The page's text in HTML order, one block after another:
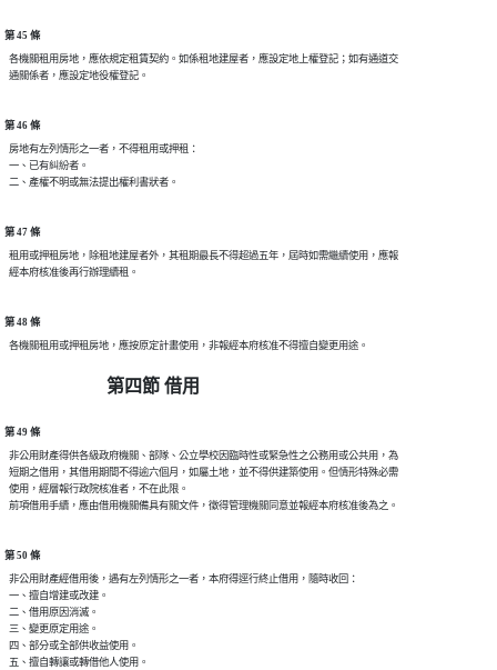
第 45 條
  各機關租用房地，應依規定租賃契約。如係租地建屋者，應設定地上權登記；如有通道交
第 46 條
  房地有左列情形之一者，不得租用或押租：
  一、已有糾紛者。
第 47 條
  租用或押租房地，除租地建屋者外，其租期最長不得超過五年，屆時如需繼續使用，應報
第 48 條
第四節 借用
第 49 條
  非公用財產得供各級政府機關、部隊、公立學校因臨時性或緊急性之公務用或公共用，為
  短期之借用，其借用期間不得逾六個月，如屬土地，並不得供建築使用。但情形特殊必需
  使用，經層報行政院核准者，不在此限。
第 50 條
  非公用財產經借用後，遇有左列情形之一者，本府得逕行終止借用，隨時收回：
  一、擅自增建或改建。
  二、借用原因消滅。
  三、變更原定用途。
  四、部分或全部供收益使用。
  五、擅自轉讓或轉借他人使用。